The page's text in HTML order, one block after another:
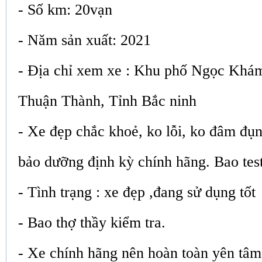
- Số km: 20vạn
- Năm sản xuất: 2021
- Địa chỉ xem xe : Khu phố Ngọc
Thuận Thành, Tỉnh Bắc ninh
- Xe đẹp chắc khoẻ, ko lỗi, ko đâm
bảo dưỡng định kỳ chính hãng. Bao
- Tình trạng : xe đẹp ,đang sử dụng tốt
- Bao thợ thầy kiểm tra.
- Xe chính hãng nên hoàn toàn yên